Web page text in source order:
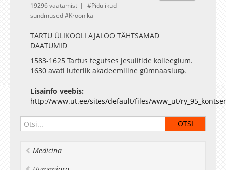
19296 vaatamist
Pidulikud
sündmused
Kroonika
TARTU ÜLIKOOLI AJALOO TÄHTSAMAD
DAATUMID
1583-1625 Tartus tegutses jesuiitide kolleegium.
1630 avati luterlik akadeemiline gümnaasium.
ülikooliks. 1656 ülikool viidi Tartust Tallinna. 1665
Academia Gustaviana lõpetas tegevuse. 1690
Pärnusse. 1710 Academia Gustavo-Carolina
lõpetas tegevuse Pärnus. 1802 ülikooli taasavati
Jurjevi ülikool. 1918 sügissemester: saksakeelne
Lisainfo veebis:
http://www.ut.ee/sites/default/files/www_ut/
Medicina